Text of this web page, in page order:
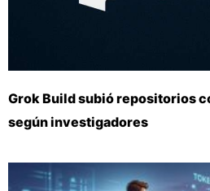
Grok Build subió repositorios
según investigadores